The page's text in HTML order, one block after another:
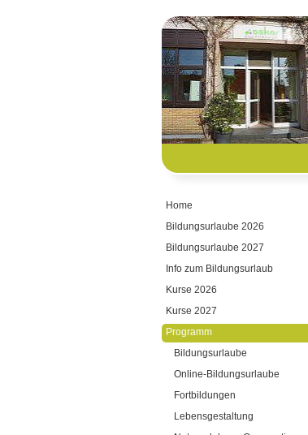
Home
Bildungsurlaube 2026
Bildungsurlaube 2027
Info zum Bildungsurlaub
Kurse 2026
Kurse 2027
Programm
Bildungsurlaube
Online-Bildungsurlaube
Fortbildungen
Lebensgestaltung